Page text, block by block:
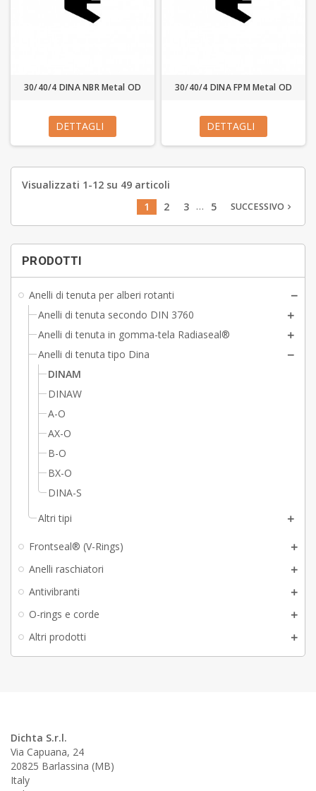
PRODOTTI
Anelli di tenuta per alberi rotanti
Anelli di tenuta secondo DIN 3760
Anelli di tenuta in gomma-tela Radiaseal®
Anelli di tenuta tipo Dina
DINAM
DINAW
A-O
AX-O
B-O
BX-O
DINA-S
Altri tipi
Frontseal® (V-Rings)
Anelli raschiatori
Antivibranti
O-rings e corde
Altri prodotti
30/40/4 DINA NBR Metal OD
DETTAGLI
30/40/4 DINA FPM Metal OD
DETTAGLI
Visualizzati 1-12 su 49 articoli
1
2 3 … 5 SUCCESSIVO navigate_next
Dichta S.r.l.
Via Capuana, 24
20825 Barlassina (MB)
Italy